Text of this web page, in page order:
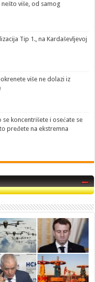
više, od samog
Tip 1., na Kardaševljevoj
više ne dolazi iz
se koncentrišete i osećate se
pređete na ekstremna